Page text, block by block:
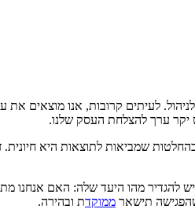
לעיתים קרובות, אנו מוצאים את
יקר ערך להצלחת העסק שלנו.
שמביאות לתוצאות היא
להגדיר מהו היעד שלה: האם
תישאר ממוקדת ובהירה.